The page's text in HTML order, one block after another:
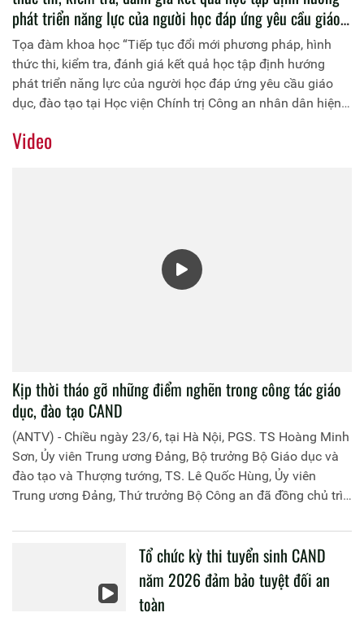
phát triển năng lực của người học đáp ứng yêu cầu giáo
dục, đào tạo tại Học viện Chính trị Công an nhân dân
hiện nay”
Tọa đàm khoa học “Tiếp tục đổi mới phương pháp, hình
thức thi, kiểm tra, đánh giá kết quả học tập định hướng
phát triển năng lực của người học đáp ứng yêu cầu giáo
dục, đào tạo tại Học viện Chính trị Công an nhân dân hiện
Video
Kịp thời tháo gỡ những điểm nghẽn trong công tác giáo
dục, đào tạo CAND
(ANTV) - Chiều ngày 23/6, tại Hà Nội, PGS. TS Hoàng Minh
Sơn, Ủy viên Trung ương Đảng, Bộ trưởng Bộ Giáo dục và
đào tạo và Thượng tướng, TS. Lê Quốc Hùng, Ủy viên
Trung ương Đảng, Thứ trưởng Bộ Công an đã đồng chủ trì
liên quan đến công tác giáo dục và đào tạo của lực lượng
Tổ chức kỳ thi tuyển sinh CAND
năm 2026 đảm bảo tuyệt đối an
toàn